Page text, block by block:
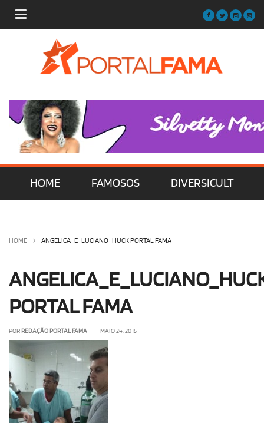
HOME FAMOSOS DIVERSICULT
OLHA ISSO! EU QUERO!
HOME ANGELICA_E_LUCIANO_HUCK PORTAL FAMA
PORTAL FAMA
POR REDAÇÃO PORTAL FAMA • MAIO 24, 2015